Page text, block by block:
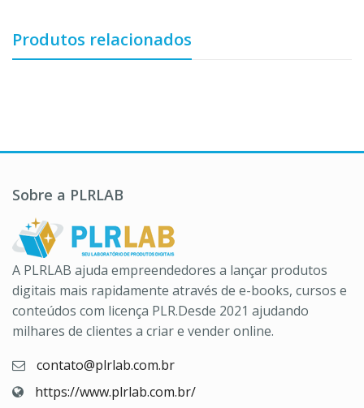
Produtos relacionados
Sobre a PLRLAB
A PLRLAB ajuda empreendedores a lançar produtos
digitais mais rapidamente através de e-books, cursos e
conteúdos com licença PLR.Desde 2021 ajudando
milhares de clientes a criar e vender online.
contato@plrlab.com.br
https://www.plrlab.com.br/